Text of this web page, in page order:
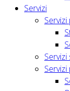
Servizi